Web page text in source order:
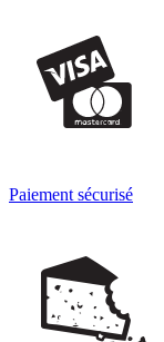
Paiement sécurisé